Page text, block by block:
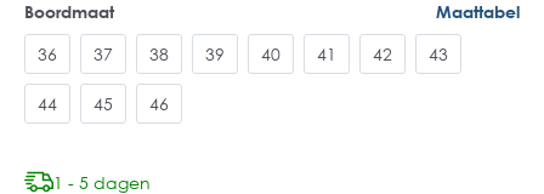
Boordmaat Maattabel
36 37 38 39 40 41 42 43
44 45 46
1 - 5 dagen